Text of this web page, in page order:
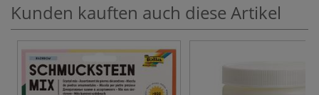
Kunden kauften auch diese Artikel